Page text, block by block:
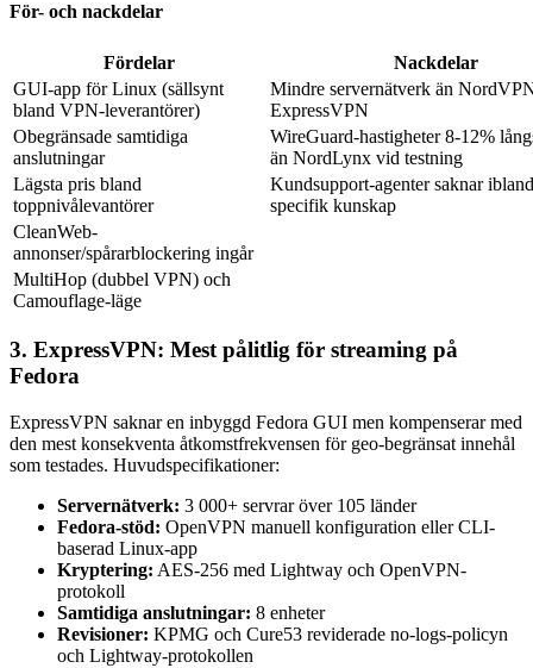
För- och nackdelar
Fördelar
Nackdelar
GUI-app för Linux (sällsynt
bland VPN-leverantörer)
Mindre servernätverk än
ExpressVPN
Obegränsade samtidiga
anslutningar
WireGuard-hastigheter 8-12%
än NordLynx vid testning
Lägsta pris bland
toppnivålevantörer
Kundsupport-agenter saknar
specifik kunskap
CleanWeb-
annonser/spårarblockering ingår
MultiHop (dubbel VPN) och
Camouflage-läge
3. ExpressVPN: Mest pålitlig för streaming på
Fedora
ExpressVPN saknar en inbyggd Fedora GUI men kompenserar med
den mest konsekventa åtkomstfrekvensen för geo-begränsat innehål
som testades. Huvudspecifikationer:
Servernätverk: 3 000+ servrar över 105 länder
Fedora-stöd: OpenVPN manuell konfiguration eller CLI-
baserad Linux-app
Kryptering: AES-256 med Lightway och OpenVPN-
protokoll
Samtidiga anslutningar: 8 enheter
Revisioner: KPMG och Cure53 reviderade no-logs-policyn
och Lightway-protokollen